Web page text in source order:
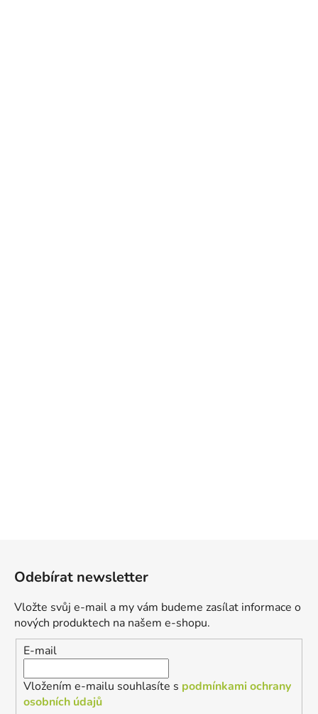
Odebírat newsletter
Vložte svůj e-mail a my vám budeme zasílat informace o
nových produktech na našem e-shopu.
E-mail
Vložením e-mailu souhlasíte s podmínkami ochrany
osobních údajů